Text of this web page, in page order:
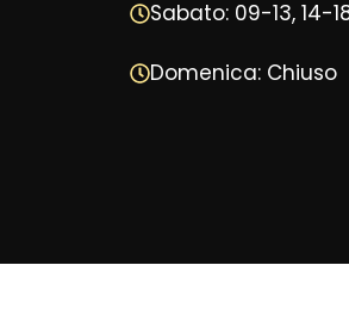
Sabato: 09-13, 14-
Domenica: Chiuso